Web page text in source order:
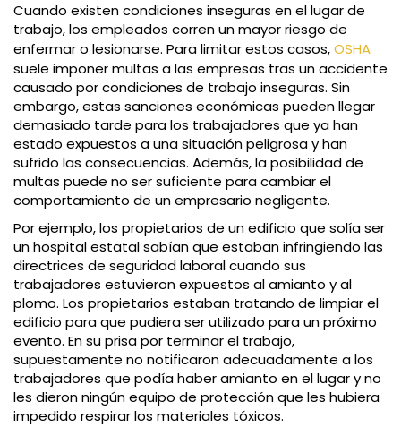
Cuando existen condiciones inseguras en el lugar de
trabajo, los empleados corren un mayor riesgo de
enfermar o lesionarse. Para limitar estos casos,OSHA
suele imponer multas a las empresas tras un accidente
causado por condiciones de trabajo inseguras. Sin
embargo, estas sanciones económicas pueden llegar
demasiado tarde para los trabajadores que ya han
estado expuestos a una situación peligrosa y han
sufrido las consecuencias. Además, la posibilidad de
multas puede no ser suficiente para cambiar el
comportamiento de un empresario negligente.
Por ejemplo, los propietarios de un edificio que solía ser
un hospital estatal sabían que estaban infringiendo las
directrices de seguridad laboral cuando sus
trabajadores estuvieron expuestos al amianto y al
plomo. Los propietarios estaban tratando de limpiar el
edificio para que pudiera ser utilizado para un próximo
evento. En su prisa por terminar el trabajo,
supuestamente no notificaron adecuadamente a los
trabajadores que podía haber amianto en el lugar y no
les dieron ningún equipo de protección que les hubiera
impedido respirar los materiales tóxicos.